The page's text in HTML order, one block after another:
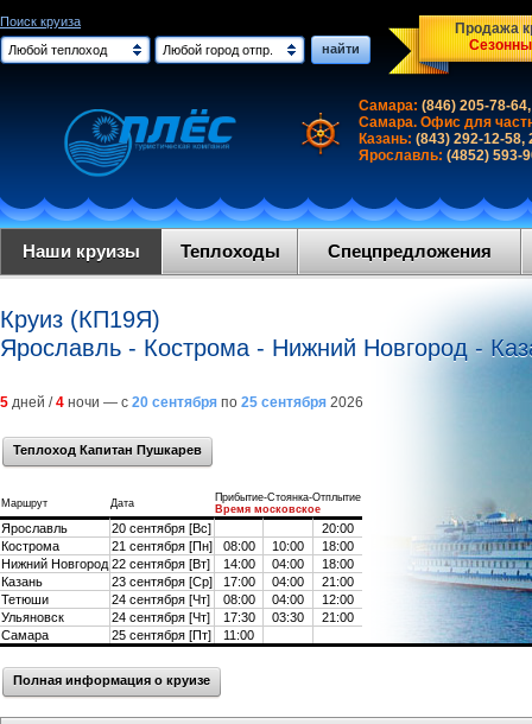
Поиск круиза
Любой теплоход
Любой город отпр. найти
Продажа
Самара: (846) 205-78-
Самара. Офис для
Казань: (843) 292-12-58,
Ярославль: (4852) 593-
Наши круизы Теплоходы Спецпредложения
Круиз (КП19Я)
Ярославль - Кострома - Нижний Новгород -
5 дней /4 ночи — с 20 сентября по 25 сентября 2026
Теплоход Капитан Пушкарев
Маршрут Дата
Прибытие-Стоянка-Отплытие
Время московское
Ярославль 20 сентября [Вс]
20:00
Кострома
21 сентября [Пн] 08:00 10:00
18:00
Нижний Новгород 22 сентября [Вт] 14:00 04:00
18:00
Казань
23 сентября [Ср] 17:00 04:00
21:00
Тетюши
24 сентября [Чт] 08:00 04:00
12:00
Ульяновск
24 сентября [Чт] 17:30 03:30
21:00
Самара
25 сентября [Пт] 11:00
Полная информация о круизе